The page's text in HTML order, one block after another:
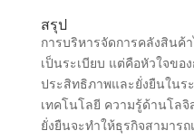
สรุป
การบริหารจัดการคลังสินค้
เป็นระเบียบ แต่คือหัวใจขอ
ประสิทธิภาพและยั่งยืนในร
เทคโนโลยี ความรู้ด้านโล
ยั่งยืนจะทำให้ธุรกิจสามาร